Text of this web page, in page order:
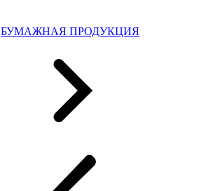
БУМАЖНАЯ ПРОДУКЦИЯ